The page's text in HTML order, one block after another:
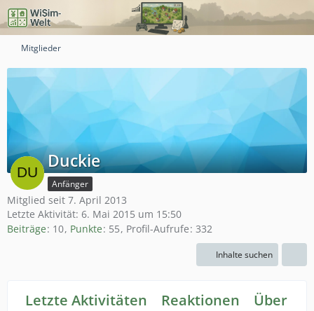
Mitglieder
Duckie
Anfänger
Mitglied seit 7. April 2013
Letzte Aktivität: 6. Mai 2015 um 15:50
Beiträge 10 Punkte 55 Profil-Aufrufe 332
Inhalte suchen
Letzte Aktivitäten Reaktionen Über